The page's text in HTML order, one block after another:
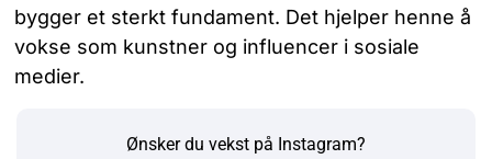
bygger et sterkt fundament. Det hjelper henne å
vokse som kunstner og influencer i sosiale
medier.
Ønsker du vekst på Instagram?